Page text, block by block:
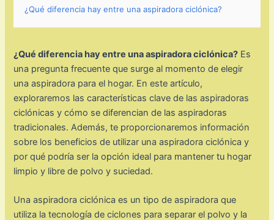
¿Qué diferencia hay entre una aspiradora ciclónica?
¿Qué diferencia hay entre una aspiradora ciclónica? Es
una pregunta frecuente que surge al momento de elegir
una aspiradora para el hogar. En este artículo,
exploraremos las características clave de las aspiradoras
ciclónicas y cómo se diferencian de las aspiradoras
tradicionales. Además, te proporcionaremos información
sobre los beneficios de utilizar una aspiradora ciclónica y
por qué podría ser la opción ideal para mantener tu hogar
limpio y libre de polvo y suciedad.
Una aspiradora ciclónica es un tipo de aspiradora que
utiliza la tecnología de ciclones para separar el polvo y la